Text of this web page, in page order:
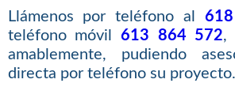
Llámenos por teléfono al
teléfono móvil 613 864 572,
amablemente, pudiendo
directa por teléfono su proyecto.